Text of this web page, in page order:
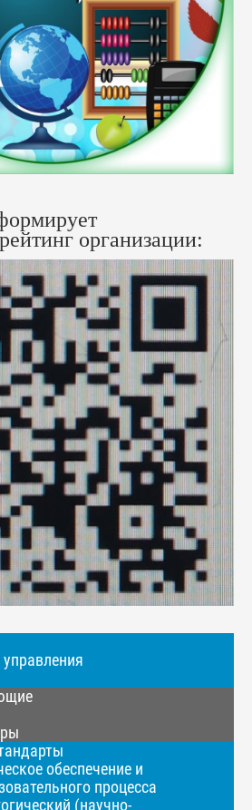
организации:
обеспечение и
процесса
(научно-